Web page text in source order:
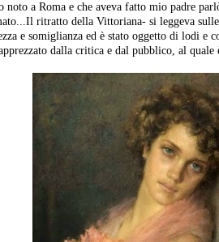
noto a Roma e che aveva fatto mio padre
ritratto della Vittoriana- si leggeva
e somiglianza ed è stato oggetto di lodi
dalla critica e dal pubblico, al